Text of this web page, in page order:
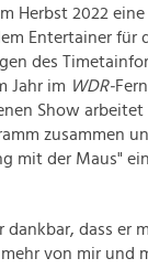
Herbst 2022
Entertainer für
des
Jahr im WDR-
Show
zusammen
mit der Maus"
dankbar, dass er
von mir und